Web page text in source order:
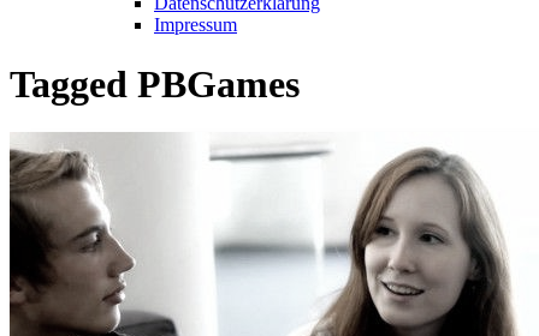
Impressum
Tagged PBGames